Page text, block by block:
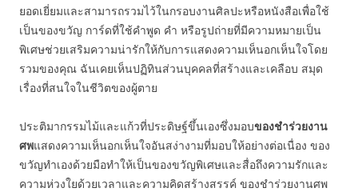
ยอดเยี่ยมและสามารถรวมไว้ในกรอบงานศิลปะหรือหนังสือเพื่อใช้
เป็นของขวัญ การ์ดที่ใช้คำพูด คำ หรือรูปถ่ายที่มีความหมายเป็น
พิเศษช่วยเสริมความน่ารักให้กับการแสดงความเห็นอกเห็นใจโดย
รวมของคุณ ฉันเคยเห็นปฏิทินส่วนบุคคลที่สร้างและเคลือบ สมุด
เรื่องที่สนใจในชีวิตของผู้ตาย
ประติมากรรมไม้และแก้วที่ประดิษฐ์ขึ้นเองซึ่งมอบของชำร่วยงาน
ศพแสดงความเห็นอกเห็นใจอันสง่างามที่มอบให้อย่างต่อเนื่อง ของ
ขวัญทำเองด้วยมือทำให้เป็นของขวัญพิเศษและสื่อถึงความรักและ
ความห่วงใยด้วยเวลาและความคิดสร้างสรรค์ ของชำร่วยงานศพ